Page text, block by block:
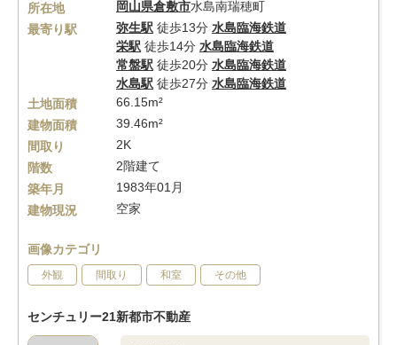
所在地 岡山県倉敷市水島南瑞穂町
最寄り駅
弥生駅 徒歩13分 水島臨海鉄道
栄駅 徒歩14分 水島臨海鉄道
常盤駅 徒歩20分 水島臨海鉄道
水島駅 徒歩27分 水島臨海鉄道
土地面積
66.15m²
建物面積
39.46m²
間取り
2K
階数
2階建て
築年月
1983年01月
建物現況
空家
画像カテゴリ
外観 間取り 和室 その他
センチュリー21新都市不動産